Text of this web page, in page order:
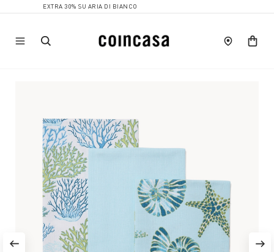
EXTRA 30% SU ARIA DI BIANCO